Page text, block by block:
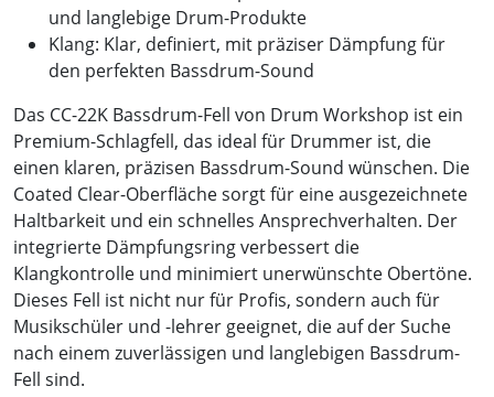
und langlebige Drum-Produkte
Klang: Klar, definiert, mit präziser Dämpfung für
den perfekten Bassdrum-Sound
Das CC-22K Bassdrum-Fell von Drum Workshop ist ein
Premium-Schlagfell, das ideal für Drummer ist, die
einen klaren, präzisen Bassdrum-Sound wünschen. Die
Coated Clear-Oberfläche sorgt für eine ausgezeichnete
Haltbarkeit und ein schnelles Ansprechverhalten. Der
integrierte Dämpfungsring verbessert die
Klangkontrolle und minimiert unerwünschte Obertöne.
Dieses Fell ist nicht nur für Profis, sondern auch für
Musikschüler und -lehrer geeignet, die auf der Suche
nach einem zuverlässigen und langlebigen Bassdrum-
Fell sind.